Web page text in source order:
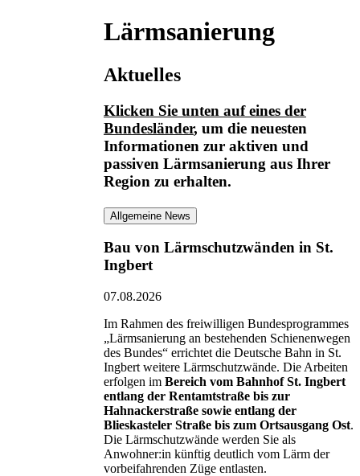
Lärmsanierung
Aktuelles
Klicken Sie unten auf eines der
Bundesländer, um die neuesten
Informationen zur aktiven und
passiven Lärmsanierung aus Ihrer
Region zu erhalten.
Allgemeine News
Bau von Lärmschutzwänden in St.
Ingbert
07.08.2026
Im Rahmen des freiwilligen Bundesprogrammes
„Lärmsanierung an bestehenden Schienenwegen
des Bundes“ errichtet die Deutsche Bahn in St.
Ingbert weitere Lärmschutzwände. Die Arbeiten
erfolgen imBereich vom Bahnhof St. Ingbert
entlang der Rentamtstraße bis zur
Hahnackerstraße sowie entlang der
Blieskasteler Straße bis zum Ortsausgang Ost.
Die Lärmschutzwände werden Sie als
Anwohner:in künftig deutlich vom Lärm der
vorbeifahrenden Züge entlasten.